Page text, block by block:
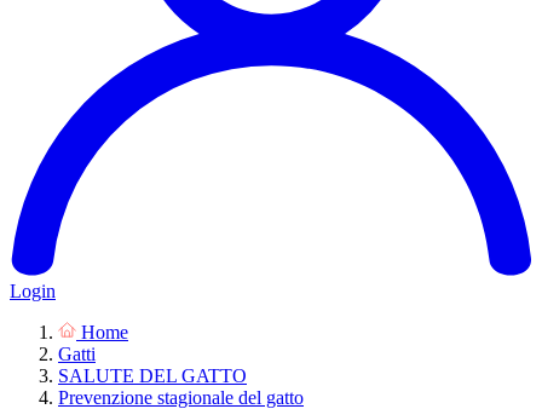
Login
Home
Gatti
SALUTE DEL GATTO
Prevenzione stagionale del gatto